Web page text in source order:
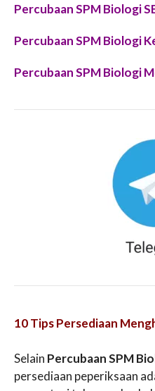
Percubaan SPMBiologi
Percubaan SPMBiologi
Percubaan SPMBiologi
10 Tips Persediaan
Selain Percubaan SPM
persediaan peperiksaan